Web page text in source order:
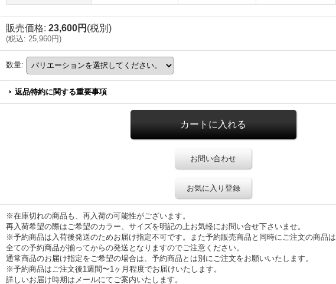
販売価格: 23,600円 (税別)
(税込: 25,960円)
数量:
返品特約に関する重要事項
お問い合わせ
お気に入り登録
※在庫切れの商品も、再入荷の可能性がございます。
再入荷希望の際はご希望のカラー、サイズを明記の上お気軽にお問い合せ下さいませ。
※予約商品は入荷後発送のためお届け指定不可です。また予約販売商品と同時にご注文の商品は
全ての予約商品が揃ってからの発送となりますのでご注意ください。
通常商品のお届け指定をご希望の場合は、予約商品とは別にご注文をお願いいたします。
※予約商品はご注文後1週間〜1ヶ月程度でお届けいたします。
詳しいお届け時期はメールにてご案内いたします。